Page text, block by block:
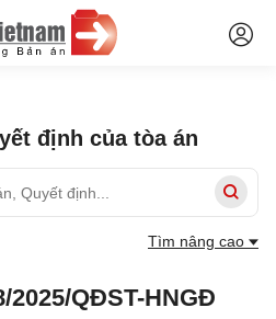
định của tòa án
Tìm nâng cao
2025/QĐST-HNGĐ